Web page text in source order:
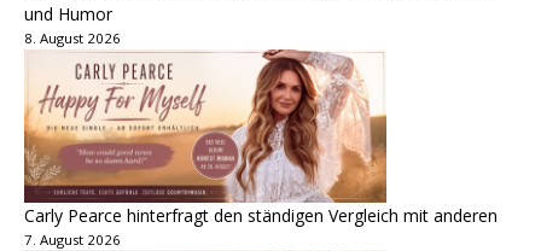
und Humor
8. August 2026
Carly Pearce hinterfragt den ständigen Vergleich mit anderen
7. August 2026